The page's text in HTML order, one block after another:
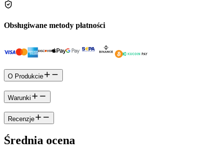
Obsługiwane metody płatności
O Produkcie
Warunki
Recenzje
Średnia ocena